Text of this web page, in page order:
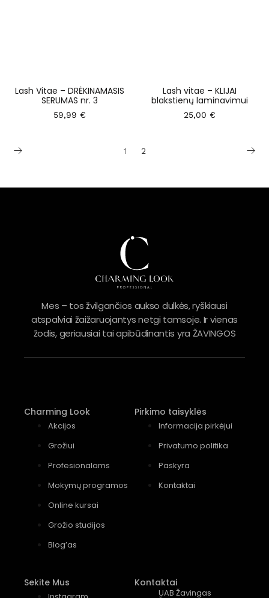
Lash Vitae – DRĖKINAMASIS
SERUMAS nr. 3
59,99 €
Lash vitae – KLIJAI
blakstienų laminavimui
25,00 €
1 2
Mes – tos žvilgančios aukso dulkės, ryškiausi
atspalviai žaižaruojantys netgi tamsoje. Ir vienas
žodis, geriausiai tai apibūdinantis yra ŽAVINGOS
Charming Look
Akcijos
Grožiui
Profesionalams
Mokymų programos
Online kursai
Grožio studijos
Blog’as
Pirkimo taisyklės
Informacija pirkėjui
Privatumo politika
Paskyra
Kontaktai
Sekite Mus Kontaktai
UAB Žavingas